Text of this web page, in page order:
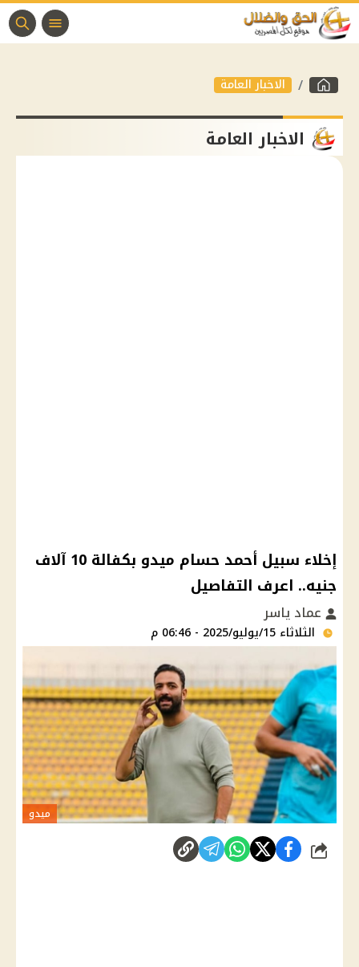
الاخبار العامة
الاخبار العامة
إخلاء سبيل أحمد حسام ميدو بكفالة 10 آلاف
جنيه.. اعرف التفاصيل
عماد ياسر
الثلاثاء 15/يوليو/2025 - 06:46 م
ميدو
شارك